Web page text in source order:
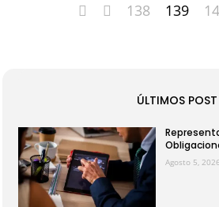
138 139
ÚLTIMOS POST
Agosto 5, 2026